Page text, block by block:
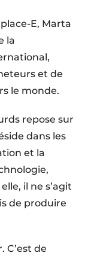
E, Marta
la
et de
le monde.
repose sur
dans les
et la
il ne s’agit
de produire
C’est de